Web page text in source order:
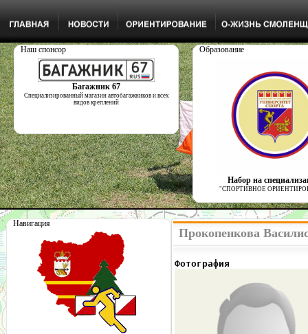
Наш спонсор
Багажник 67
Специализированный магазин автобагажников и всех
видов креплений
Образование
Набор на
"СПОРТИВНОЕ
Навигация
Прокопенкова
Фотография